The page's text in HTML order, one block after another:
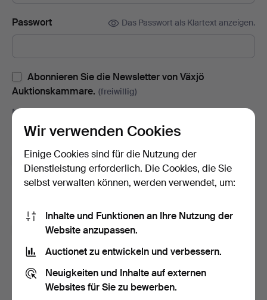
Passwort Das Passwort als Klartext anzeigen.
Abonnieren Sie die Newsletter von Växjö
Auktionskammare. (freiwillig)
Mit u.a. Auktionskatalogen, Enladungen zu Veranstaltungen und
Neuigkeiten. Sie können das Abonnement ganz einfach
beenden, falls Sie nicht mehr interessiert sind.
Abonnieren Sie den Auctionet-Newsletter.
Mit u. a. Expertentipps, ausgewählten Objekten und Inspiration.
Ich bin über 18 Jahre alt und akzeptiere
Datenschutzerklärungzur Kenntnis genommen habe.
Konto erstellen
Wir verwenden Cookies
Einige Cookies sind für die Nutzung der
Dienstleistung erforderlich. Die Cookies, die Sie
selbst verwalten können, werden verwendet, um:
Inhalte und Funktionen an Ihre Nutzung der
Website anzupassen.
Auctionet zu entwickeln und verbessern.
Neuigkeiten und Inhalte auf externen
Websites für Sie zu bewerben.